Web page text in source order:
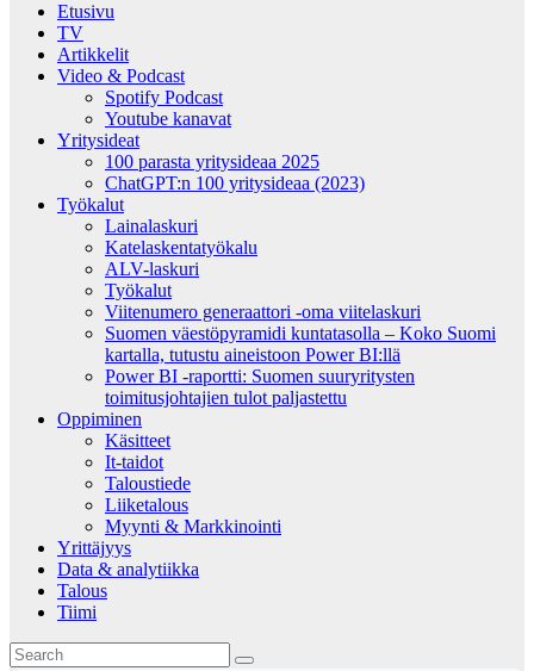
Etusivu
TV
Artikkelit
Video & Podcast
Spotify Podcast
Youtube kanavat
Yritysideat
100 parasta yritysideaa 2025
ChatGPT:n 100 yritysideaa (2023)
Työkalut
Lainalaskuri
Katelaskentatyökalu
ALV-laskuri
Työkalut
Viitenumero generaattori -oma viitelaskuri
Suomen väestöpyramidi kuntatasolla – Koko Suomi
kartalla, tutustu aineistoon Power BI:llä
Power BI -raportti: Suomen suuryritysten
toimitusjohtajien tulot paljastettu
Oppiminen
Käsitteet
It-taidot
Taloustiede
Liiketalous
Myynti & Markkinointi
Yrittäjyys
Data & analytiikka
Talous
Tiimi